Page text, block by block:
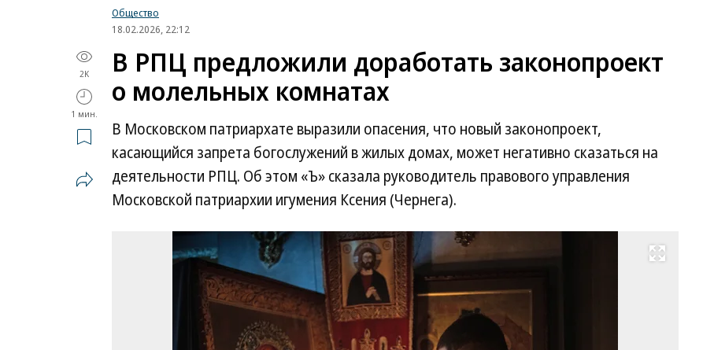
Общество
18.02.2026, 22:12
2K
1 мин.
В РПЦ предложили доработать законопроект
о молельных комнатах
В Московском патриархате выразили опасения, что новый законопроект,
касающийся запрета богослужений в жилых домах, может негативно сказаться на
деятельности РПЦ. Об этом «Ъ» сказала руководитель правового управления
Московской патриархии игумения Ксения (Чернега).
Развернуть на весь экран